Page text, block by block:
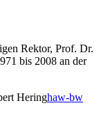
Rektor, Prof. Dr.
bis 2008 an der
Heringhaw-bw